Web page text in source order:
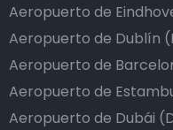
Aeropuerto de
Aeropuerto de Dublín
Aeropuerto de
Aeropuerto de
Aeropuerto de Dubái